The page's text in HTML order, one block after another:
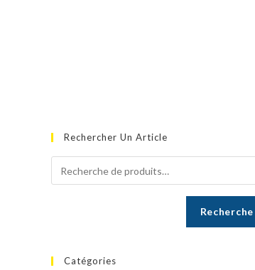
Rechercher Un Article
Recherche
Catégories